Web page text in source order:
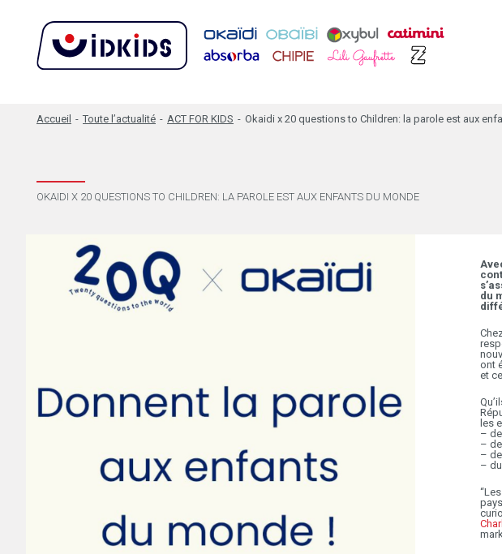
Accueil - Toute l’actualité - ACT FOR KIDS - Okaidi x 20 questions to Children: la parole est aux
OKAIDI X 20 QUESTIONS TO CHILDREN: LA PAROLE EST AUX ENFANTS DU MONDE
du
ont
et
les
–
–
–
–